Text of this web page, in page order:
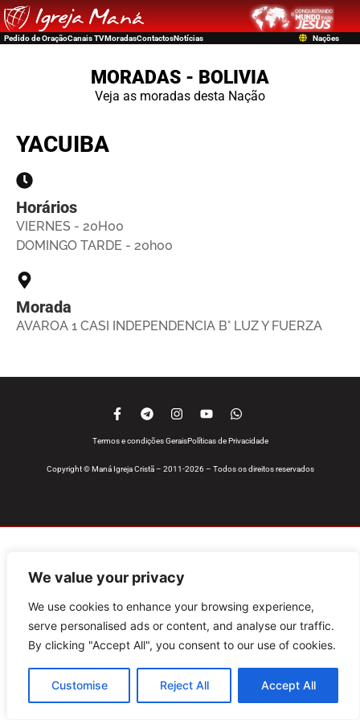
We value your privacy
We use cookies to enhance your browsing experience,
serve personalised ads or content, and analyse our traffic.
By clicking "Accept All", you consent to our use of cookies.
Customise Reject All Accept All
Pedido de OraçãoCanais TVMoradasContactosNotícias Nações
MORADAS - BOLIVIA
Veja as moradas desta Nação
YACUIBA
Horários
VIERNES - 20H00
DOMINGO TARDE - 20h00
Morada
AVAROA 1 CASI INDEPENDENCIA B° LUZ Y FUERZA
Copyright © Maná Igreja Cristã – 2011-2026 – Todos os direitos reservados
Termos e condições GeraisPolíticas de Privacidade